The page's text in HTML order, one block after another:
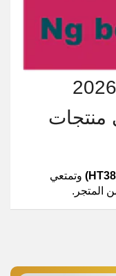
كود خصم انجي بيوتي 2026
وتمتعي